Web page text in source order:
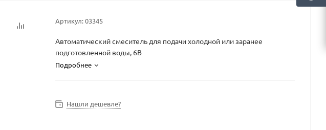
Артикул:03345
Автоматический смеситель для подачи холодной или заранее
подготовленной воды, 6В
Подробнее
Нашли дешевле?